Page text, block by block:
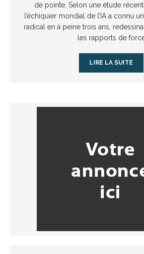
de pointe. Selon une étude
l’échiquier mondial de l’IA a connu
radical en à peine trois ans,
les rapports de
LIRE LA SUITE